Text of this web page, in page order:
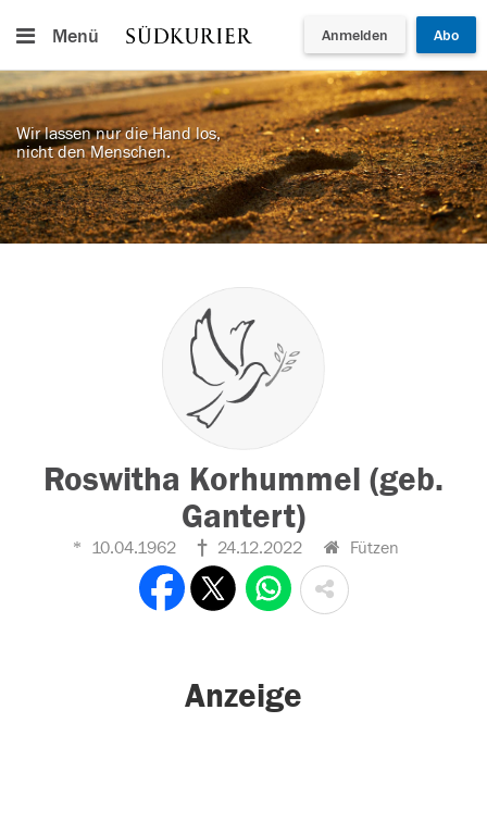
Menü Anmelden Abo
Wir lassen nur die Hand los,
nicht den Menschen.
Roswitha Korhummel (geb.
Gantert)
10.04.1962 24.12.2022 Fützen
Anzeige